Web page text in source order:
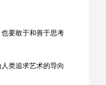
要敢于和善于思考
类追求艺术的导向